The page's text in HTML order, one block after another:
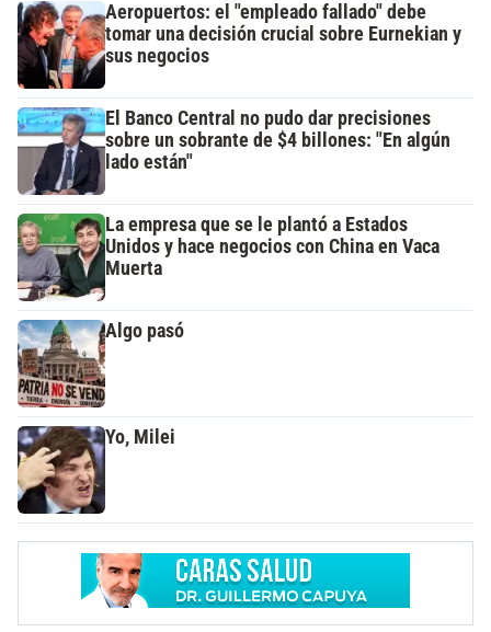
Aeropuertos: el "empleado fallado" debe
tomar una decisión crucial sobre Eurnekian y
sus negocios
El Banco Central no pudo dar precisiones
sobre un sobrante de $4 billones: "En algún
lado están"
La empresa que se le plantó a Estados
Unidos y hace negocios con China en Vaca
Muerta
Algo pasó
Yo, Milei